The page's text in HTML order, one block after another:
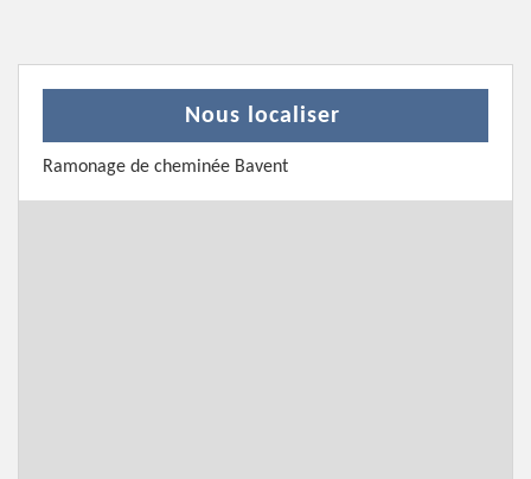
Nous localiser
Ramonage de cheminée Bavent